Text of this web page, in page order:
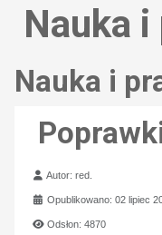
Nauka i
Nauka i
Szczegóły
Autor:red.
Opublikowano: 02 lipiec
Odsłon: 4870